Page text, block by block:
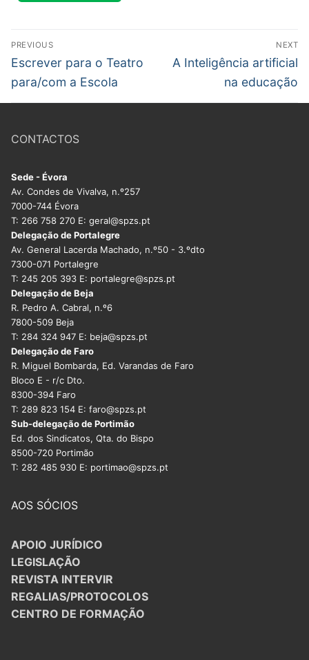
DOCENTES APOSENTADOS
Formação
Revista Intervir
Contactos
Navegação
de
artigos
PREVIOUS
Previous
post:
Escrever para o Teatro
para/com a Escola
NEXT
Next
A Inteligência artificial
na educação
CONTACTOS
Sede - Évora
Av. Condes de Vivalva, n.º257
7000-744 Évora
T: 266 758 270 E: geral@spzs.pt
Delegação de Portalegre
Av. General Lacerda Machado, n.º50 - 3.ºdto
7300-071 Portalegre
T: 245 205 393 E: portalegre@spzs.pt
Delegação de Beja
R. Pedro A. Cabral, n.º6
7800-509 Beja
T: 284 324 947 E: beja@spzs.pt
Delegação de Faro
R. Miguel Bombarda, Ed. Varandas de Faro
Bloco E - r/c Dto.
8300-394 Faro
T: 289 823 154 E: faro@spzs.pt
Sub-delegação de Portimão
Ed. dos Sindicatos, Qta. do Bispo
8500-720 Portimão
T: 282 485 930 E: portimao@spzs.pt
AOS SÓCIOS
APOIO JURÍDICO
LEGISLAÇÃO
REVISTA INTERVIR
REGALIAS/PROTOCOLOS
CENTRO DE FORMAÇÃO